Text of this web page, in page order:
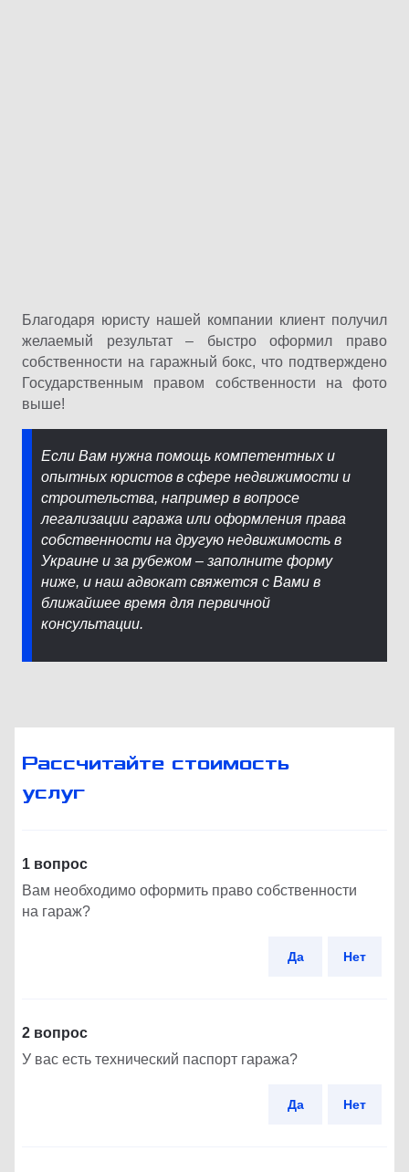
Благодаря юристу нашей компании клиент получил
желаемый результат – быстро оформил право
собственности на гаражный бокс, что подтверждено
Государственным правом собственности на фото
выше!
Если Вам нужна помощь компетентных и
опытных юристов в сфере недвижимости и
строительства, например в вопросе
легализации гаража или оформления права
собственности на другую недвижимость в
Украине и за рубежом – заполните форму
ниже, и наш адвокат свяжется с Вами в
ближайшее время для первичной
консультации.
Рассчитайте стоимость
услуг
1 вопрос
Вам необходимо оформить право собственности
на гараж?
Да Нет
2 вопрос
У вас есть технический паспорт гаража?
Да Нет